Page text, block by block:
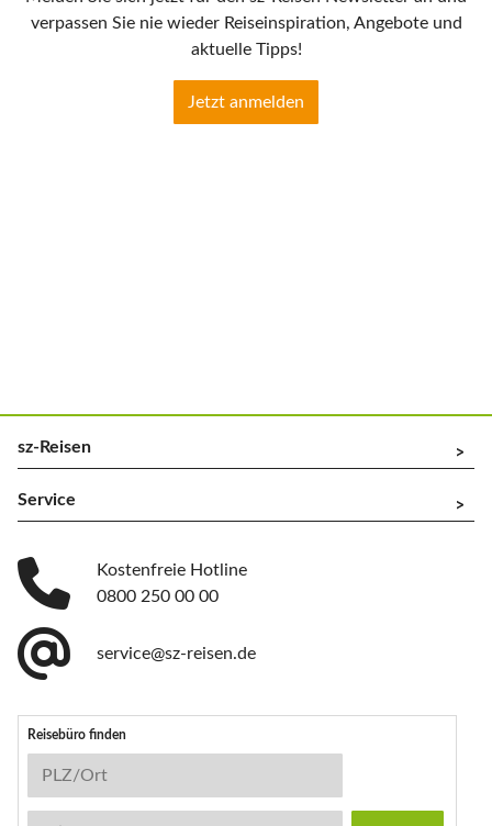
verpassen Sie nie wieder Reiseinspiration, Angebote und
aktuelle Tipps!
Jetzt anmelden
sz-Reisen ^
Service ^
Kostenfreie Hotline
0800 250 00 00
service@sz-reisen.de
Reisebüro finden
Reisebüro-Suche
PLZ/Ort